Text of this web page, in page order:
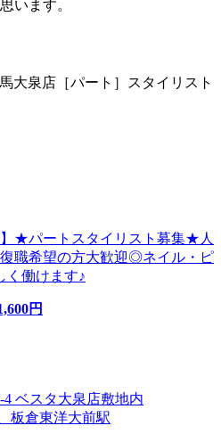
います。
大泉店［パート］スタイリスト
】★パートスタイリスト募集★人
職希望の方大歓迎◎ネイル・ピ
く働けます♪
円
ベスタ大泉店敷地内
板倉東洋大前駅